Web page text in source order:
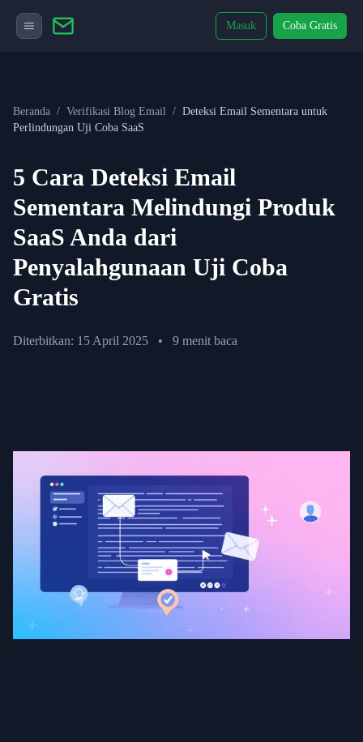
Masuk Coba Gratis
Beranda / Verifikasi Blog Email / Deteksi Email Sementara untuk
Perlindungan Uji Coba SaaS
5 Cara Deteksi Email
Sementara Melindungi Produk
SaaS Anda dari
Penyalahgunaan Uji Coba
Gratis
Diterbitkan: 15 April 2025 • 9 menit baca